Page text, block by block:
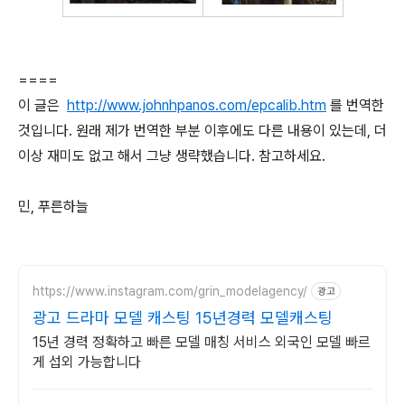
====
이 글은 http://www.johnhpanos.com/epcalib.htm 를 번역한
것입니다. 원래 제가 번역한 부분 이후에도 다른 내용이 있는데, 더
이상 재미도 없고 해서 그냥 생략했습니다. 참고하세요.
민, 푸른하늘
https://www.instagram.com/grin_modelagency/ 광고
광고 드라마 모델 캐스팅 15년경력 모델캐스팅
15년 경력 정확하고 빠른 모델 매칭 서비스 외국인 모델 빠르
게 섭외 가능합니다